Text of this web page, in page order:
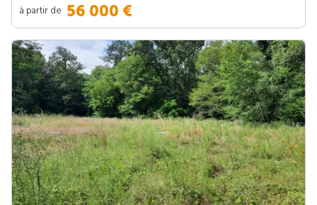
à partir de 56 000 €